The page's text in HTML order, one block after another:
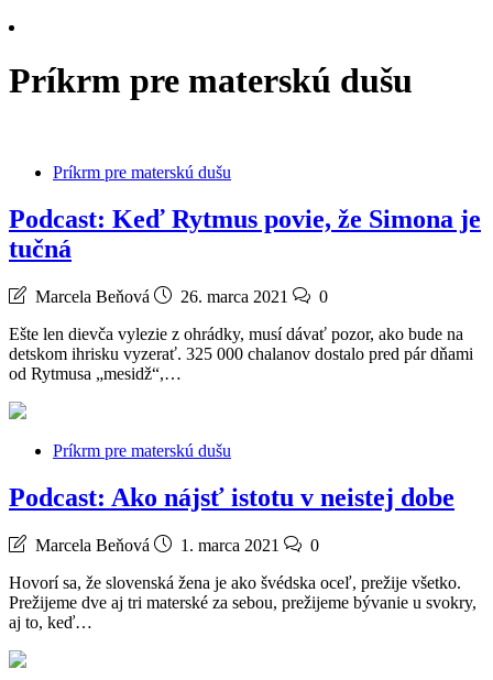
Príkrm pre materskú dušu
Príkrm pre materskú dušu
Podcast: Keď Rytmus povie, že Simona je
tučná
Marcela Beňová 26. marca 2021
0
Ešte len dievča vylezie z ohrádky, musí dávať pozor, ako bude na
detskom ihrisku vyzerať. 325 000 chalanov dostalo pred pár dňami
od Rytmusa „mesidž“,…
Príkrm pre materskú dušu
Podcast: Ako nájsť istotu v neistej dobe
Marcela Beňová 1. marca 2021
0
Hovorí sa, že slovenská žena je ako švédska oceľ, prežije všetko.
Prežijeme dve aj tri materské za sebou, prežijeme bývanie u svokry,
aj to, keď…